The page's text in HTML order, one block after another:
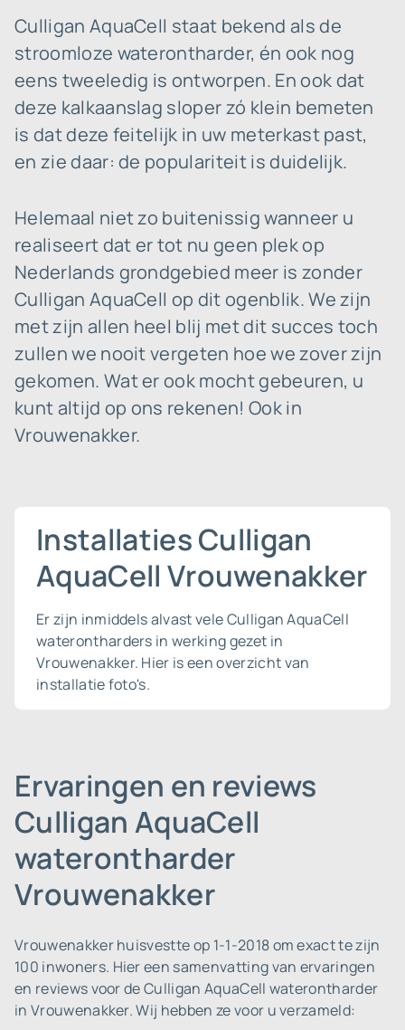
Culligan AquaCell staat bekend als de
stroomloze waterontharder, én ook nog
eens tweeledig is ontworpen. En ook dat
deze kalkaanslag sloper zó klein bemeten
is dat deze feitelijk in uw meterkast past,
en zie daar: de populariteit is duidelijk.
Helemaal niet zo buitenissig wanneer u
realiseert dat er tot nu geen plek op
Nederlands grondgebied meer is zonder
Culligan AquaCell op dit ogenblik. We zijn
met zijn allen heel blij met dit succes toch
zullen we nooit vergeten hoe we zover zijn
gekomen. Wat er ook mocht gebeuren, u
kunt altijd op ons rekenen! Ook in
Vrouwenakker.
Installaties Culligan
AquaCell Vrouwenakker
Er zijn inmiddels alvast vele Culligan AquaCell
waterontharders in werking gezet in
Vrouwenakker. Hier is een overzicht van
installatie foto's.
Ervaringen en reviews
Culligan AquaCell
waterontharder
Vrouwenakker
Vrouwenakker huisvestte op 1-1-2018 om exact te zijn
100 inwoners. Hier een samenvatting van ervaringen
en reviews voor de Culligan AquaCell waterontharder
in Vrouwenakker. Wij hebben ze voor u verzameld: